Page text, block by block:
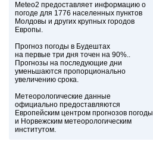
Meteo2 предоставляет информацию о
погоде для 1776 населенных пунктов
Молдовы и других крупных городов
Европы.
Прогноз погоды в Будештах
на первые три дня точен на 90%..
Прогнозы на последующие дни
уменьшаются пропорционально
увеличению срока.
Метеорологические данные
официально предоставляются
Европейским центром прогнозов погоды
и Норвежским метеорологическим
институтом.